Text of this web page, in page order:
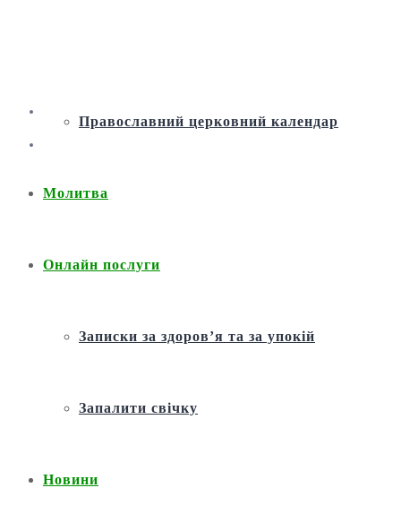
Православний церковний календар
Молитва
Онлайн послуги
Записки за здоров’я та за упокій
Запалити свічку
Новини